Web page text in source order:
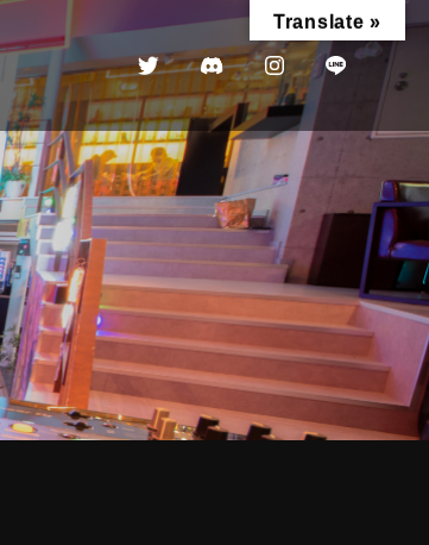
Translate »